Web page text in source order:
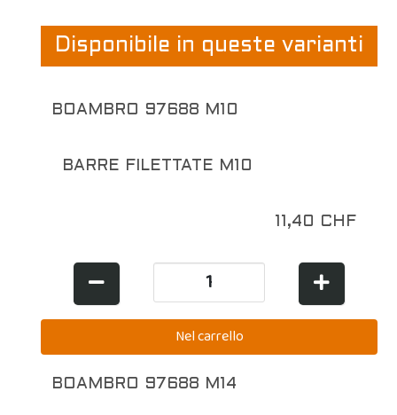
Disponibile in queste varianti
BOAMBRO 97688 M10
BARRE FILETTATE M10
11,40 CHF
BOAMBRO 97688 M14